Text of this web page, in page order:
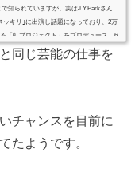
知られていますが、実はJ.Y.Parkさん
キリ｣に出演し話題になっており、2万
「虹プロジェクト」をプロデュース。6
日家アピール?｣と言われています。今
同じ芸能の仕事を
チャンスを目前に
たようです。